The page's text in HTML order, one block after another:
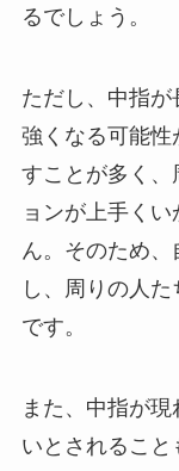
るでしょう。
ただし、中指
強くなる可能性
すことが多く、
ョンが上手く
ん。そのため
し、周りの人
です。
また、中指が
いとされるこ